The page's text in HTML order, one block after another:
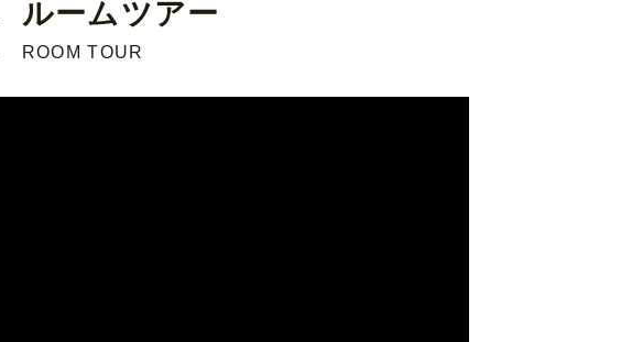
ルームツアー
ROOM TOUR